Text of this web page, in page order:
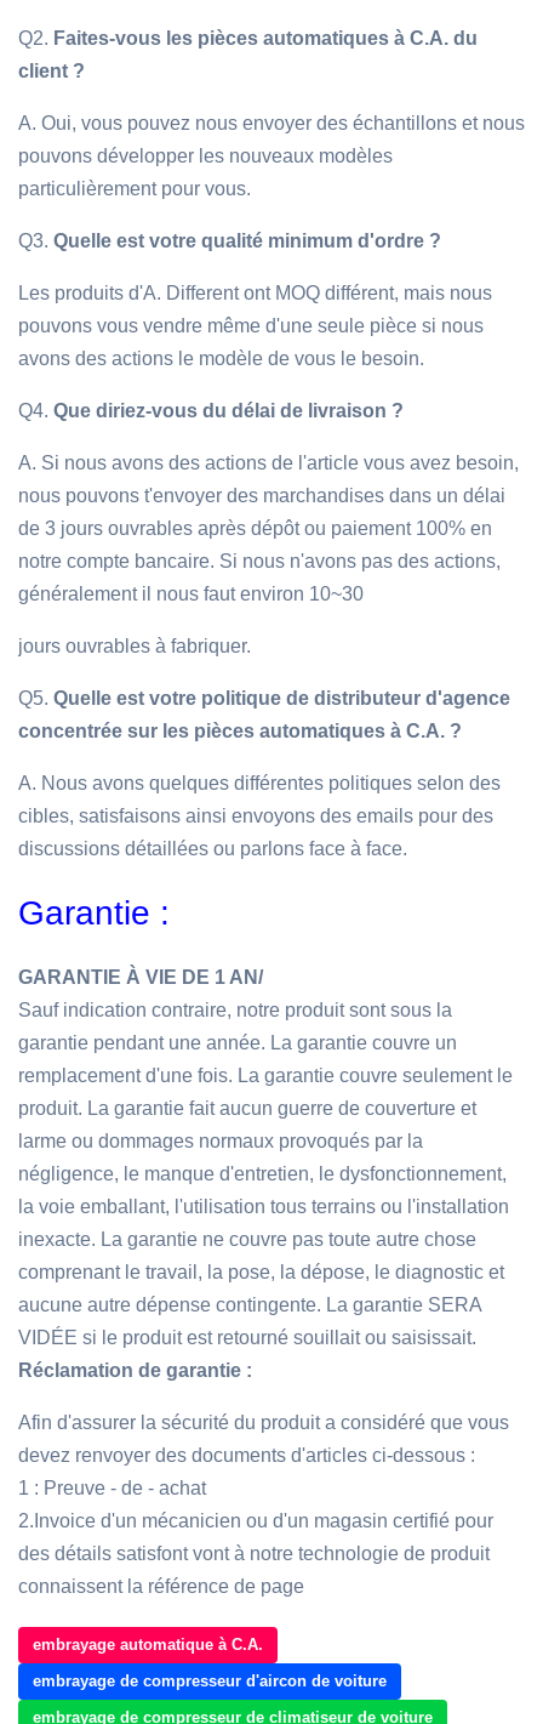
Q2. Faites-vous les pièces automatiques à C.A. du
client ?
A. Oui, vous pouvez nous envoyer des échantillons et nous
pouvons développer les nouveaux modèles
particulièrement pour vous.
Q3. Quelle est votre qualité minimum d'ordre ?
Les produits d'A. Different ont MOQ différent, mais nous
pouvons vous vendre même d'une seule pièce si nous
avons des actions le modèle de vous le besoin.
Q4. Que diriez-vous du délai de livraison ?
A. Si nous avons des actions de l'article vous avez besoin,
nous pouvons t'envoyer des marchandises dans un délai
de 3 jours ouvrables après dépôt ou paiement 100% en
notre compte bancaire. Si nous n'avons pas des actions,
généralement il nous faut environ 10~30
jours ouvrables à fabriquer.
Q5. Quelle est votre politique de distributeur d'agence
concentrée sur les pièces automatiques à C.A. ?
A. Nous avons quelques différentes politiques selon des
cibles, satisfaisons ainsi envoyons des emails pour des
discussions détaillées ou parlons face à face.
Garantie :
GARANTIE À VIE DE 1 AN/
Sauf indication contraire, notre produit sont sous la
garantie pendant une année. La garantie couvre un
remplacement d'une fois. La garantie couvre seulement le
produit. La garantie fait aucun guerre de couverture et
larme ou dommages normaux provoqués par la
négligence, le manque d'entretien, le dysfonctionnement,
la voie emballant, l'utilisation tous terrains ou l'installation
inexacte. La garantie ne couvre pas toute autre chose
comprenant le travail, la pose, la dépose, le diagnostic et
aucune autre dépense contingente. La garantie SERA
VIDÉE si le produit est retourné souillait ou saisissait.
Réclamation de garantie :
Afin d'assurer la sécurité du produit a considéré que vous
devez renvoyer des documents d'articles ci-dessous :
1 : Preuve - de - achat
2.Invoice d'un mécanicien ou d'un magasin certifié pour
des détails satisfont vont à notre technologie de produit
connaissent la référence de page
embrayage automatique à C.A.
embrayage de compresseur d'aircon de voiture
embrayage de compresseur de climatiseur de voiture